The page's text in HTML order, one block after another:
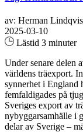
av: Herman
2025-03-10
Lästid 3 minuter
Under senare delen
världens träexport.
synnerhet i England
femfaldigades på
Sveriges export av
nybyggarsamhälle i
delar av Sverige –